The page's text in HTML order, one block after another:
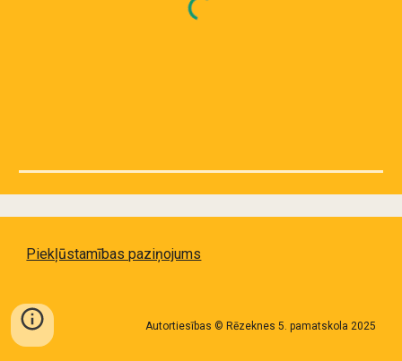
Piekļūstamības paziņojums
Autortiesības © Rēzeknes 5. pamatskola 2025